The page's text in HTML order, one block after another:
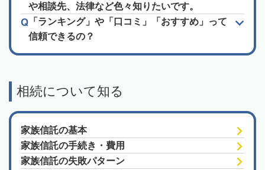
や相談先、法律など色々知りたいです。
「ランキング」や「口コミ」「おすすめ」って
信頼できるの？
相続について知る
家族信託の基本
家族信託の手続き・費用
家族信託の失敗パターン